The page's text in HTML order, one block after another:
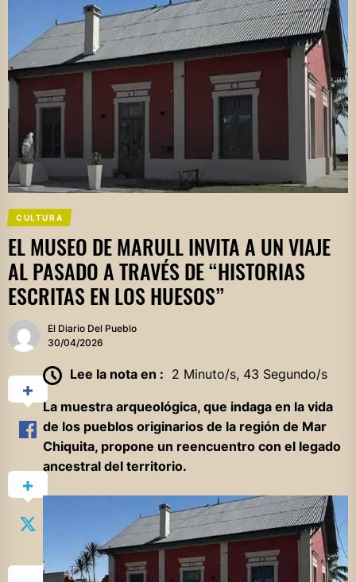
CULTURA
EL MUSEO DE MARULL INVITA A UN VIAJE
AL PASADO A TRAVÉS DE “HISTORIAS
ESCRITAS EN LOS HUESOS”
El Diario Del Pueblo
30/04/2026
Lee la nota en : 2 Minuto/s, 43 Segundo/s
La muestra arqueológica, que indaga en la vida
de los pueblos originarios de la región de Mar
Chiquita, propone un reencuentro con el legado
ancestral del territorio.